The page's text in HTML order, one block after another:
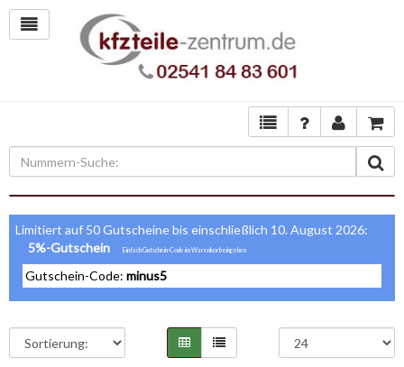
Limitiert auf 50 Gutscheine bis einschließlich 10. August 2026:
5%-Gutschein
Gutschein-Code: minus5